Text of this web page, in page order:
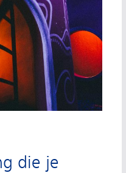
die je